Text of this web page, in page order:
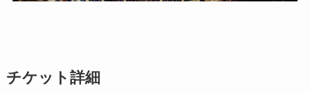
チケット詳細